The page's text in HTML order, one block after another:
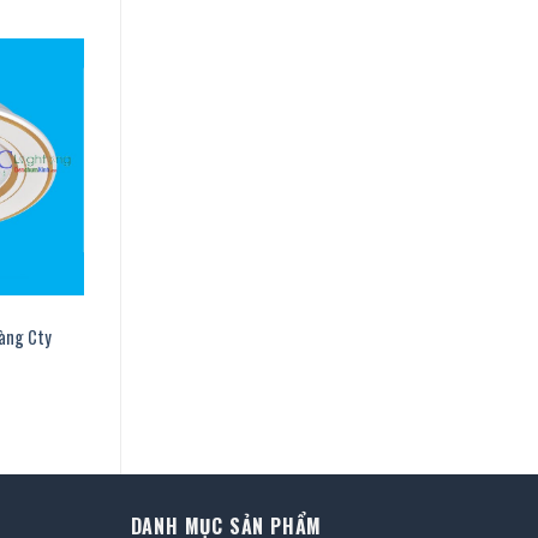
Cty
DANH MỤC SẢN PHẨM